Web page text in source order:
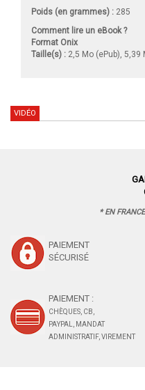
Poids (en grammes) : 285
Comment lire un eBook ?
Format Onix
Taille(s) : 2,5 Mo (ePub), 5,39
VIDÉO
* EN
PAIEMENT
SÉCURISÉ
PAIEMENT :
CHÈQUES, CB,
PAYPAL, MANDAT
ADMINISTRATIF, VIREMENT